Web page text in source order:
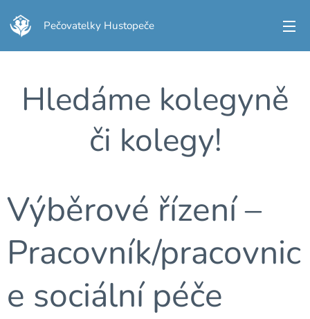
Pečovatelky Hustopeče
Hledáme kolegyně
či kolegy!
Výběrové řízení –
Pracovník/pracovnic
e sociální péče